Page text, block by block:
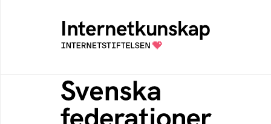
Samlad kunskap som hjälper dig att bli en
säker och medveten internetanvändare
Svenska federationer
Grunden för medlemskap i en sektors- eller
kontextspecifik federation